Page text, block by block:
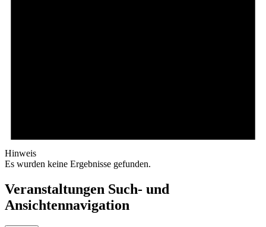
Hinweis
Es wurden keine Ergebnisse gefunden.
Veranstaltungen Such- und
Ansichtennavigation